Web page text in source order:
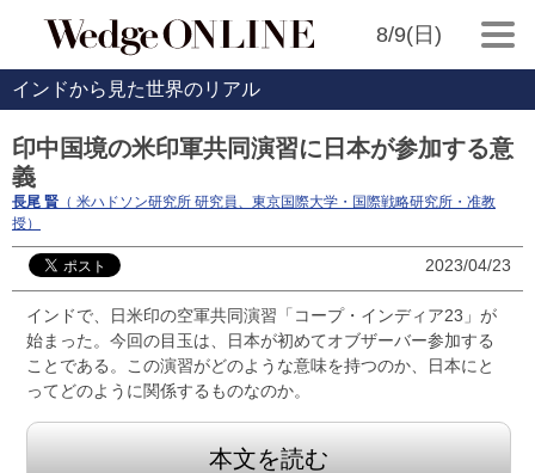
8/9(日)
インドから見た世界のリアル
印中国境の米印軍共同演習に日本が参加する意
義
長尾 賢 （ 米ハドソン研究所 研究員、東京国際大学・国際戦略研究所・准教
授）
2023/04/23
インドで、日米印の空軍共同演習「コープ・インディア23」が
始まった。今回の目玉は、日本が初めてオブザーバー参加する
ことである。この演習がどのような意味を持つのか、日本にと
ってどのように関係するものなのか。
本文を読む